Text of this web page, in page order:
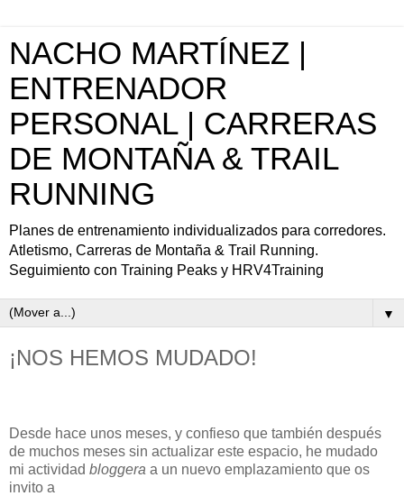
NACHO MARTÍNEZ |
ENTRENADOR
PERSONAL | CARRERAS
DE MONTAÑA & TRAIL
RUNNING
Planes de entrenamiento individualizados para corredores.
Atletismo, Carreras de Montaña & Trail Running.
Seguimiento con Training Peaks y HRV4Training
▼
¡NOS HEMOS MUDADO!
Desde hace unos meses, y confieso que también después
de muchos meses sin actualizar este espacio, he mudado
mi actividad bloggera a un nuevo emplazamiento que os
invito a